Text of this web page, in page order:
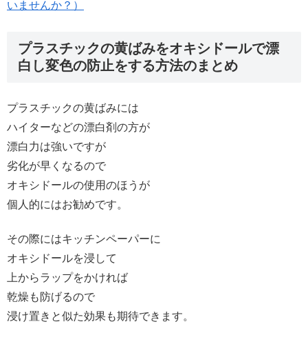
いませんか？）
プラスチックの黄ばみをオキシドールで漂
白し変色の防止をする方法のまとめ
プラスチックの黄ばみには
ハイターなどの漂白剤の方が
漂白力は強いですが
劣化が早くなるので
オキシドールの使用のほうが
個人的にはお勧めです。
その際にはキッチンペーパーに
オキシドールを浸して
上からラップをかければ
乾燥も防げるので
浸け置きと似た効果も期待できます。